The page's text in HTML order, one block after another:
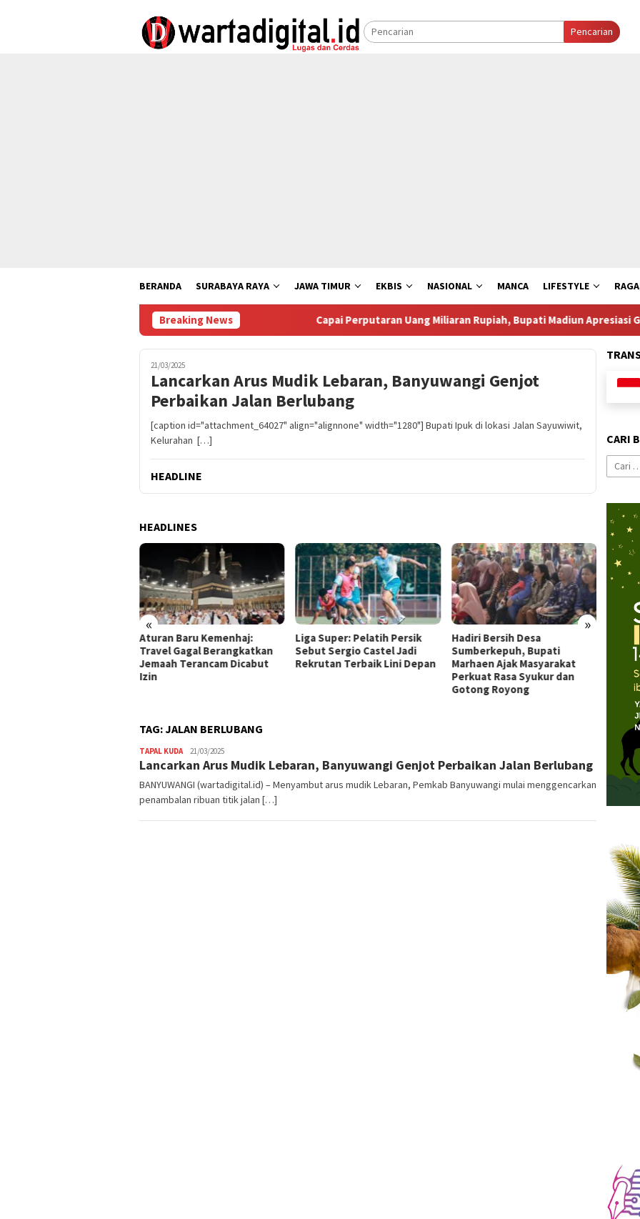
Pencarian
BERANDA SURABAYA RAYA JAWA TIMUR EKBIS NASIONAL MANCA LIFESTYLE
Breaking NewsCapai Perputaran Uang Miliaran Rupiah, Bupati Madiun Apresiasi Gelaran Sepasma
21/03/2025
Lancarkan Arus Mudik Lebaran, Banyuwangi Genjot
Perbaikan Jalan Berlubang
[caption id="attachment_64027" align="alignnone" width="1280"] Bupati Ipuk di lokasi Jalan Sayuwiwit,
Kelurahan […]
HEADLINE
HEADLINES
« »
Aturan Baru Kemenhaj:
Travel Gagal Berangkatkan
Jemaah Terancam Dicabut
Izin
Liga Super: Pelatih Persik
Sebut Sergio Castel Jadi
Rekrutan Terbaik Lini Depan
Hadiri Bersih Desa
Sumberkepuh, Bupati
Marhaen Ajak Masyarakat
Perkuat Rasa Syukur dan
Gotong Royong
TAG:JALAN BERLUBANG
TAPAL KUDAAdmin
Warta
21/03/2025
Lancarkan Arus Mudik Lebaran, Banyuwangi Genjot Perbaikan Jalan Berlubang
BANYUWANGI (wartadigital.id) – Menyambut arus mudik Lebaran, Pemkab Banyuwangi mulai menggencarkan
penambalan ribuan titik jalan […]
CARI
Cari
untuk: